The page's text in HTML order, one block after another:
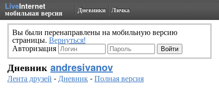
LiveInternet
мобильная версия Дневники Личка
Вы были перенаправлены на мобильную версию
страницы. Вернуться!
Авторизация
Дневник andresivanov
Лента друзей -Дневник-Полная версия